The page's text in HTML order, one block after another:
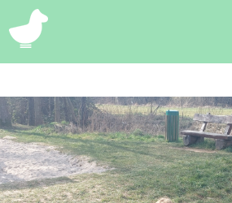
Suchen
Eintragen
App